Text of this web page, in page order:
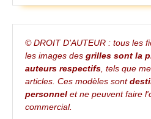
Street
© DROIT D'AUTEUR : tous les
les images des grilles sont la
auteurs respectifs, tels que
articles. Ces modèles sont
personnel et ne peuvent faire
commercial.